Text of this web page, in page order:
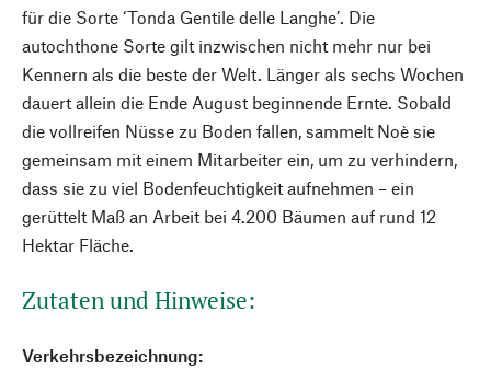
für die Sorte ‘Tonda Gentile delle Langhe’. Die
autochthone Sorte gilt inzwischen nicht mehr nur bei
Kennern als die beste der Welt. Länger als sechs Wochen
dauert allein die Ende August beginnende Ernte. Sobald
die vollreifen Nüsse zu Boden fallen, sammelt Noè sie
gemeinsam mit einem Mitarbeiter ein, um zu verhindern,
dass sie zu viel Bodenfeuchtigkeit aufnehmen – ein
gerüttelt Maß an Arbeit bei 4.200 Bäumen auf rund 12
Hektar Fläche.
Zutaten und Hinweise:
Verkehrsbezeichnung: